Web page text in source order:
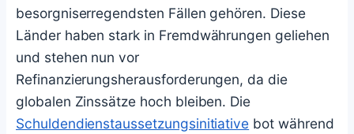
besorgniserregendsten Fällen gehören. Diese
Länder haben stark in Fremdwährungen geliehen
und stehen nun vor
Refinanzierungsherausforderungen, da die
globalen Zinssätze hoch bleiben. Die
Schuldendienstaussetzungsinitiative bot während